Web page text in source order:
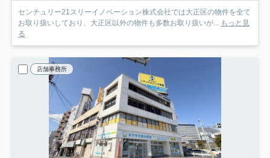
センチュリー21スリーイノベーション株式会社では大正区の物件を全て
お取り扱いしており、大正区以外の物件も多数お取り扱いが... もっと見
る
店舗事務所